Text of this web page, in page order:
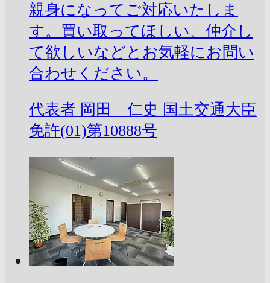
親身になってご対応いたしま
す。買い取ってほしい、仲介し
て欲しいなどとお気軽にお問い
合わせください。
代表者 岡田 仁史 国土交通大臣
免許(01)第10888号